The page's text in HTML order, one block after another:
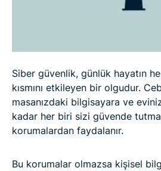
Siber güvenlik uyumluluğu ve
Siber güvenlik iyi bir kariyer
Siber güvenlik için kodlama
Siber güvenlik, günlük hayatın
kısmını etkileyen bir olgudur.
masanızdaki bilgisayara ve
kadar her biri sizi güvende
korumalardan faydalanır.
Bu korumalar olmazsa kişisel